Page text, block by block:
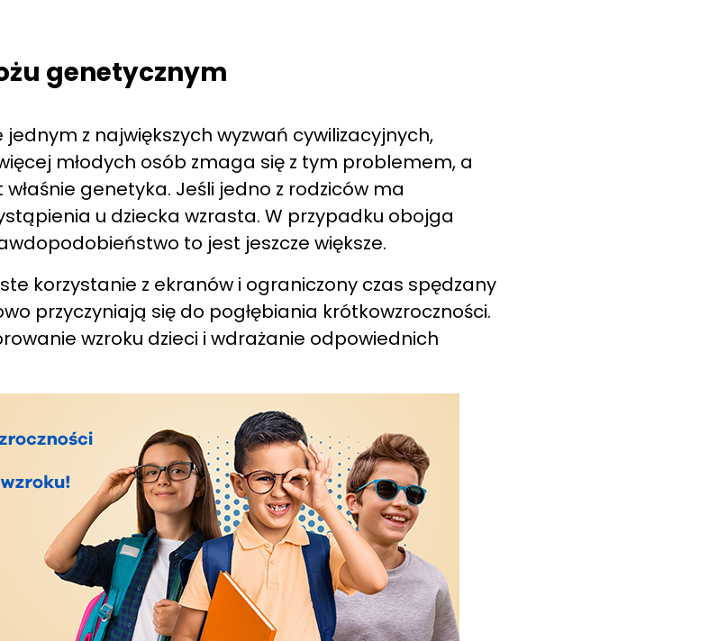
genetycznym
z największych wyzwań cywilizacyjnych,
młodych osób zmaga się z tym problemem, a
genetyka. Jeśli jedno z rodziców ma
u dziecka wzrasta. W przypadku obojga
to jest jeszcze większe.
korzystanie z ekranów i ograniczony czas spędzany
przyczyniają się do pogłębiania krótkowzroczności.
wzroku dzieci i wdrażanie odpowiednich